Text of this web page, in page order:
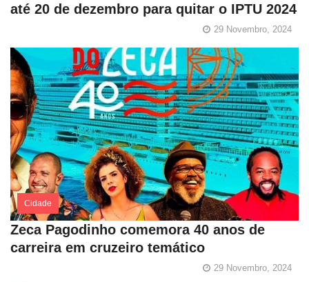
até 20 de dezembro para quitar o IPTU 2024
29 Novembro, 2024
Cidade
Zeca Pagodinho comemora 40 anos de
carreira em cruzeiro temático
29 Novembro, 2024